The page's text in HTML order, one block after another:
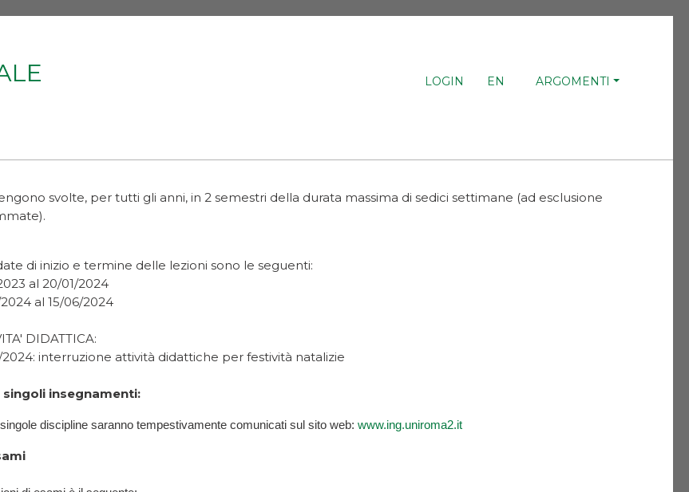
LOGIN EN ARGOMENTI
svolte, per tutti gli anni, in 2 semestri della durata massima di sedici settimane (ad esclusione
di inizio e termine delle lezioni sono le seguenti:
al 20/01/2024
al 15/06/2024
DIDATTICA:
2024: interruzione attività didattiche per festività natalizie
insegnamenti:
discipline saranno tempestivamente comunicati sul sito web:www.ing.uniroma2.it